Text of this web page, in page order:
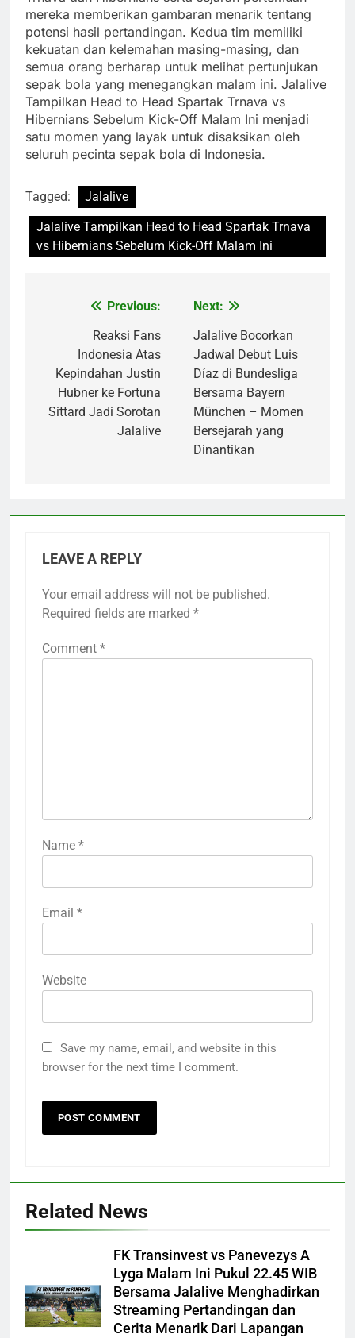
mereka memberikan gambaran menarik tentang
potensi hasil pertandingan. Kedua tim memiliki
kekuatan dan kelemahan masing-masing, dan
semua orang berharap untuk melihat pertunjukan
sepak bola yang menegangkan malam ini. Jalalive
Tampilkan Head to Head Spartak Trnava vs
Hibernians Sebelum Kick-Off Malam Ini menjadi
satu momen yang layak untuk disaksikan oleh
seluruh pecinta sepak bola di Indonesia.
Tagged:
Jalalive
Jalalive Tampilkan Head to Head Spartak Trnava
vs Hibernians Sebelum Kick-Off Malam Ini
navigation
Previous:
Reaksi Fans
Indonesia Atas
Kepindahan Justin
Hubner ke Fortuna
Sittard Jadi Sorotan
Jalalive
Next:
Jalalive Bocorkan
Jadwal Debut Luis
Díaz di Bundesliga
Bersama Bayern
München – Momen
Bersejarah yang
Dinantikan
LEAVE A REPLY
Your email address will not be published.
Required fields are marked *
Comment *
Name *
Email *
Website
Save my name, email, and website in this
browser for the next time I comment.
Related News
FK Transinvest vs Panevezys A
Lyga Malam Ini Pukul 22.45 WIB
Bersama Jalalive Menghadirkan
Streaming Pertandingan dan
Cerita Menarik Dari Lapangan